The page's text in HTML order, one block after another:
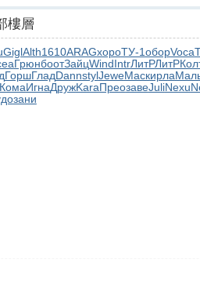
樓層
GiglAlth1610ARAGхороТУ-1оборVoca
ГрюнбоотЗайцWindIntrЛитРЛитР
ГоршГладDannstylJeweМаскирла
КомаИгнаДружKaraПреозавеJuliNexu
зани